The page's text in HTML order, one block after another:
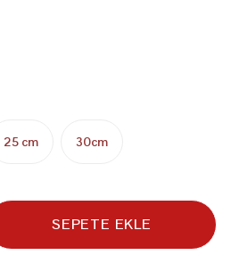
25 cm 30cm
SEPETE EKLE